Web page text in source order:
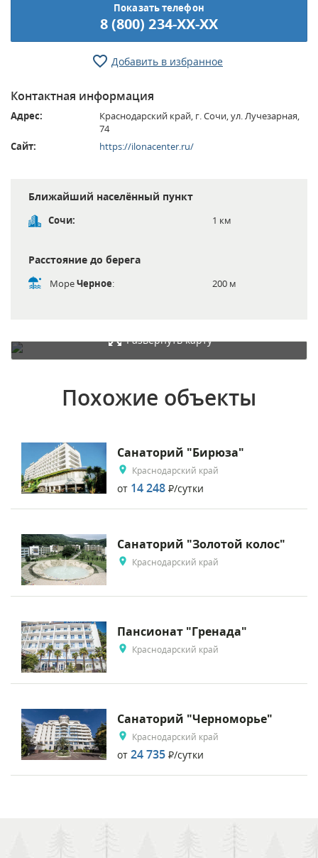
Показать телефон
8 (800) 234-XX-XX
Добавить в избранное
Контактная информация
Адрес:
Краснодарский край, г. Сочи, ул. Лучезарная,
74
Сайт:
https://ilonacenter.ru/
Ближайший населённый пункт
Сочи: 1 км
Расстояние до берега
МореЧерное: 200 м
Развернуть карту
Похожие объекты
Санаторий "Бирюза"
Краснодарский край
от 14 248 Р/сутки
Санаторий "Золотой колос"
Краснодарский край
Пансионат "Гренада"
Краснодарский край
Санаторий "Черноморье"
Краснодарский край
от 24 735 Р/сутки